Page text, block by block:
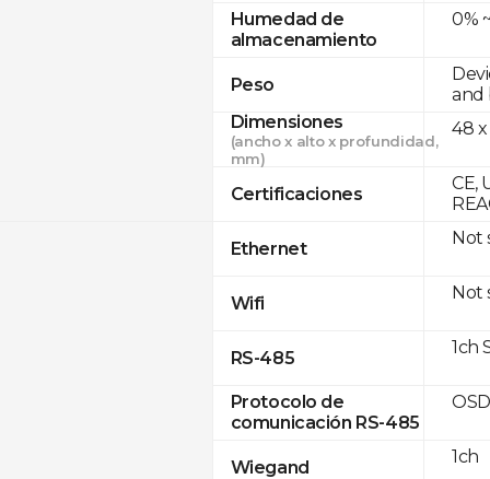
Humedad de
almacenamiento
Peso
Dimensiones
(ancho x alto x profundidad,
mm)
Certificaciones
Ethernet
Wifi
RS-485
Protocolo de
comunicación RS-485
Wiegand
0%
and
48 x
CE,
Not
Not
1ch
1ch